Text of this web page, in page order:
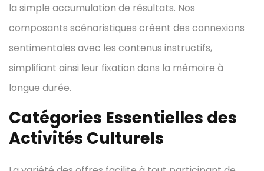
la simple accumulation de résultats. Nos
composants scénaristiques créent des connexions
sentimentales avec les contenus instructifs,
simplifiant ainsi leur fixation dans la mémoire à
longue durée.
Catégories Essentielles des
Activités Culturels